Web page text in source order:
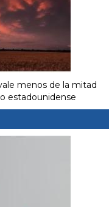
menos de la mitad
estadounidense